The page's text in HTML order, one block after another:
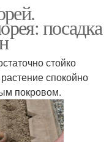
посадка
стойко
спокойно
покровом.